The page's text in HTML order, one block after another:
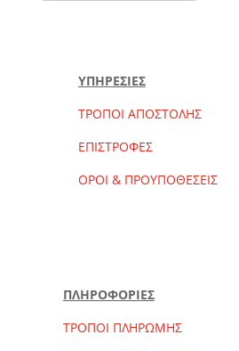
ΥΠΗΡΕΣΙΕΣ
ΤΡΟΠΟΙ ΑΠΟΣΤΟΛΗΣ
ΕΠΙΣΤΡΟΦΕΣ
ΟΡΟΙ & ΠΡΟΥΠΟΘΕΣΕΙΣ
ΠΛΗΡΟΦΟΡΙΕΣ
ΤΡΟΠΟΙ ΠΛΗΡΩΜΗΣ